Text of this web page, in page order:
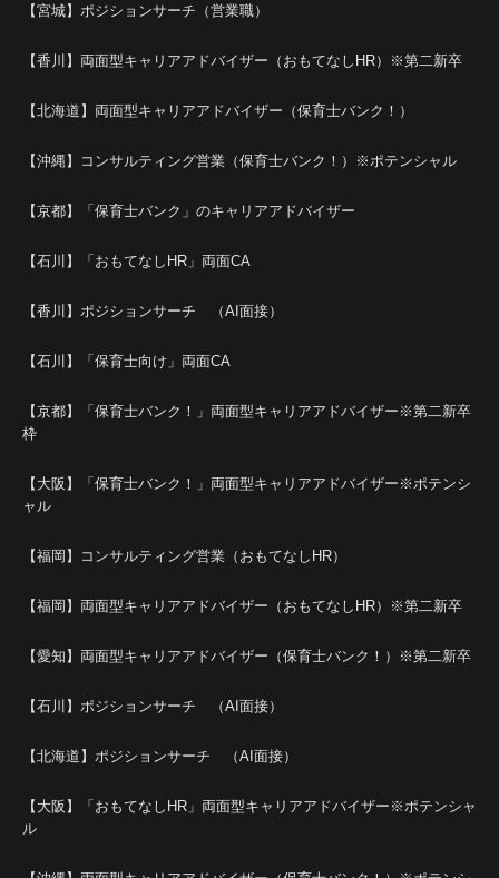
【宮城】ポジションサーチ（営業職）
【香川】両面型キャリアアドバイザー（おもてなしHR）※第二新卒
【北海道】両面型キャリアアドバイザー（保育士バンク！）
【沖縄】コンサルティング営業（保育士バンク！）※ポテンシャル
【京都】「保育士バンク」のキャリアアドバイザー
【石川】「おもてなしHR」両面CA
【香川】ポジションサーチ （AI面接）
【石川】「保育士向け」両面CA
【京都】「保育士バンク！」両面型キャリアアドバイザー※第二新卒
枠
【大阪】「保育士バンク！」両面型キャリアアドバイザー※ポテンシ
ャル
【福岡】コンサルティング営業（おもてなしHR）
【福岡】両面型キャリアアドバイザー（おもてなしHR）※第二新卒
【愛知】両面型キャリアアドバイザー（保育士バンク！）※第二新卒
【石川】ポジションサーチ （AI面接）
【北海道】ポジションサーチ （AI面接）
【大阪】「おもてなしHR」両面型キャリアアドバイザー※ポテンシャ
ル